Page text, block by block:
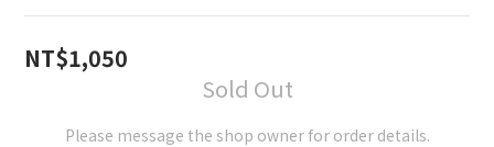
NT$1,050
Sold Out
Please message the shop owner for order details.